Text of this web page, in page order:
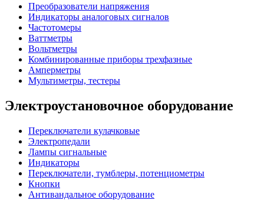
Преобразователи напряжения
Индикаторы аналоговых сигналов
Частотомеры
Ваттметры
Вольтметры
Комбинированные приборы трехфазные
Амперметры
Мультиметры, тестеры
Электроустановочное оборудование
Переключатели кулачковые
Электропедали
Лампы сигнальные
Индикаторы
Переключатели, тумблеры, потенциометры
Кнопки
Антивандальное оборудование